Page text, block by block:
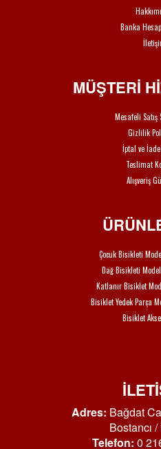
Banka
MÜŞTERİ
Mesafeli Satış
Gizlilik
İptal ve
Teslimat
Alışveriş
Çocuk Bisikleti
Dağ Bisikleti
Katlanır Bisiklet
Bisiklet Yedek Parça
Bisiklet
Adres: Bağdat
Bostancı
Telefon: 0